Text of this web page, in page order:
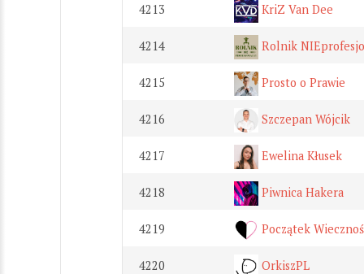
4213 KriZ Van Dee
4214 Rolnik
4215 Prosto o Prawie
4216 Szczepan Wójcik
4217 Ewelina Kłusek
4218 Piwnica Hakera
4219 Początek
4220 OrkiszPL